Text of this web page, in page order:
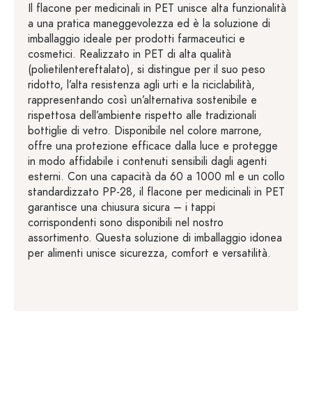
Il flacone per medicinali in PET unisce alta funzionalità
a una pratica maneggevolezza ed è la soluzione di
imballaggio ideale per prodotti farmaceutici e
cosmetici. Realizzato in PET di alta qualità
(polietilentereftalato), si distingue per il suo peso
ridotto, l’alta resistenza agli urti e la riciclabilità,
rappresentando così un’alternativa sostenibile e
rispettosa dell’ambiente rispetto alle tradizionali
bottiglie di vetro. Disponibile nel colore marrone,
offre una protezione efficace dalla luce e protegge
in modo affidabile i contenuti sensibili dagli agenti
esterni. Con una capacità da 60 a 1000 ml e un collo
standardizzato PP-28, il flacone per medicinali in PET
garantisce una chiusura sicura – i tappi
corrispondenti sono disponibili nel nostro
assortimento. Questa soluzione di imballaggio idonea
per alimenti unisce sicurezza, comfort e versatilità.